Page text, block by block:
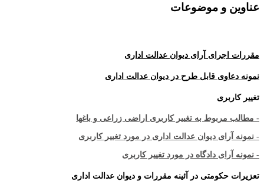
عناوین و موضوعات
مقررات اجرای آرای دیوان عدالت اداری
نمونه دعاوی قابل طرح در دیوان عدالت اداری
تغییر کاربری
- مطالب مربوط به تغییر کاربری اراضی زراعی و باغها
- نمونه آرای دیوان عدالت اداری در مورد تغییر کاربری
- نمونه آرای دادگاه در مورد تغییر کاربری
تعزیرات حکومتی در آئینه مقررات و دیوان عدالت اداری